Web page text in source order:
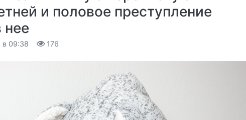
и половое преступление
нее
в 09:38 176